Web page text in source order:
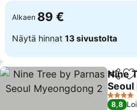
Alkaen 89 €
Näytä hinnat 13 sivustolta
Jaa
Nine
Katso
4
8,8